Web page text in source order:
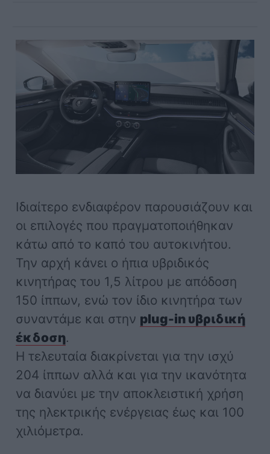
Ιδιαίτερο ενδιαφέρον παρουσιάζουν και
οι επιλογές που πραγματοποιήθηκαν
κάτω από το καπό του αυτοκινήτου.
Την αρχή κάνει ο ήπια υβριδικός
κινητήρας του 1,5 λίτρου με απόδοση
150 ίππων, ενώ τον ίδιο κινητήρα των
συναντάμε και στην plug-in υβριδική
έκδοση.
Η τελευταία διακρίνεται για την ισχύ
204 ίππων αλλά και για την ικανότητα
να διανύει με την αποκλειστική χρήση
της ηλεκτρικής ενέργειας έως και 100
χιλιόμετρα.